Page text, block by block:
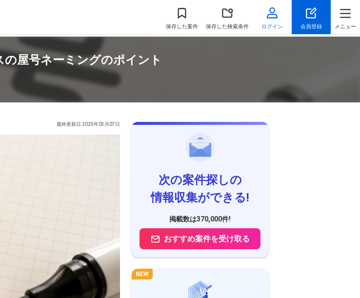
保存した案件 保存した検索条件 ログイン 会員登録 メニュー
屋号ネーミングのポイント
最終更新日:2025年03月07日
次の案件探しの
情報収集ができる!
掲載数は370,000件!
おすすめ案件を受け取る
NEW